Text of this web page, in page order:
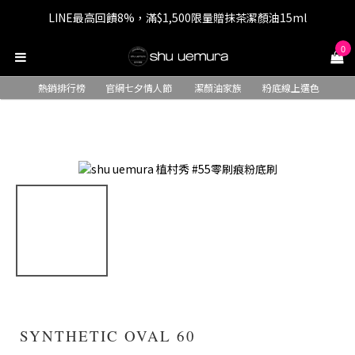
七夕情人節 全站9折，下單享免運+贈$200回購金
LINE最高回饋8%，滿$1,500限量贈抹茶潔顏油15ml
七夕情人節 全站9折，下單享免運+贈$200回購金 0
熱銷排行榜 官網七夕情人節 潔顏油家族 粉底線上選色
SYNTHETIC OVAL 60